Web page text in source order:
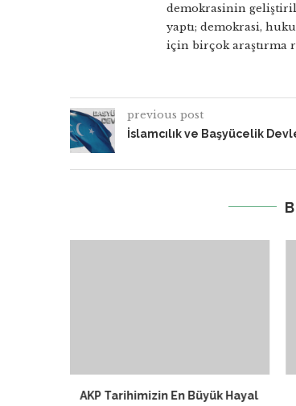
demokrasinin
yaptı; demokrasi,
için birçok araştırma
previous post
İslamcılık ve Başyücelik
AKP Tarihimizin En Büyük Hayal